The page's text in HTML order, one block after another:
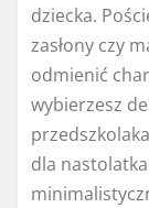
dziecka.
zasłony czy
odmienić
wybierzesz
dla